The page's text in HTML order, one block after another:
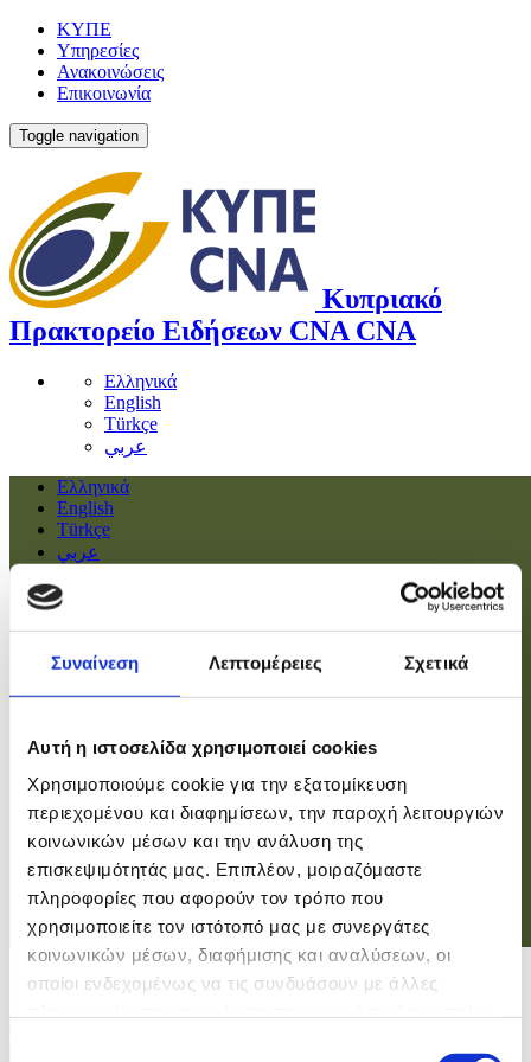
Συναίνεση Λεπτομέρειες Σχετικά
Αυτή η ιστοσελίδα χρησιμοποιεί cookies
Χρησιμοποιούμε cookie για την εξατομίκευση
περιεχομένου και διαφημίσεων, την παροχή λειτουργιών
κοινωνικών μέσων και την ανάλυση της
επισκεψιμότητάς μας. Επιπλέον, μοιραζόμαστε
πληροφορίες που αφορούν τον τρόπο που
χρησιμοποιείτε τον ιστότοπό μας με συνεργάτες
κοινωνικών μέσων, διαφήμισης και αναλύσεων, οι
οποίοι ενδεχομένως να τις συνδυάσουν με άλλες
ΚΥΠΕ
Υπηρεσίες
Ανακοινώσεις
Επικοινωνία
Toggle navigation
Κυπριακό
Πρακτορείο Ειδήσεων CNA CNA
Ελληνικά
English
Türkçe
عربي
Ελληνικά
English
Türkçe
عربي
Αρχική
Πολιτική
Οικονομία
Βουλή
Εσωτερικά
Ευρώπη
Κόσμος
Αθλητικά
Virals
Επιστήμες
Σύνδεση
Σύνδεση